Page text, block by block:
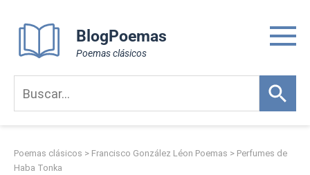
content
BlogPoemas
Poemas clásicos
Poemas clásicos > Francisco González Léon Poemas > Perfumes de
Haba Tonka